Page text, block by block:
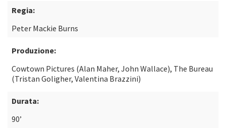
Regia:
Peter Mackie Burns
Produzione:
Cowtown Pictures (Alan Maher, John Wallace), The Bureau
(Tristan Goligher, Valentina Brazzini)
Durata:
90’